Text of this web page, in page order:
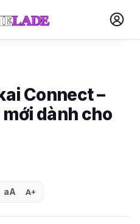
Connect –
dành cho
aA A+